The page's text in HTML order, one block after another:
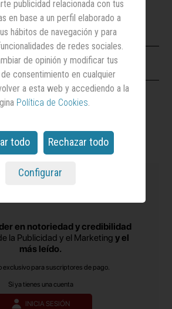
Ficha
Marca:Valentine
en notoriedad y credibilidad
la Publicidad y el Marketing y el
más leído.
exclusivo para suscriptores de pago.
Si ya tienes una cuenta
INICIA SESIÓN
publicidad relacionada con tus
en base a un perfil elaborado a
hábitos de navegación y para
de redes sociales.
de opinión y modificar tus
consentimiento en cualquier
a esta web y accediendo a la
Política de Cookies
todo Rechazar todo
Configurar